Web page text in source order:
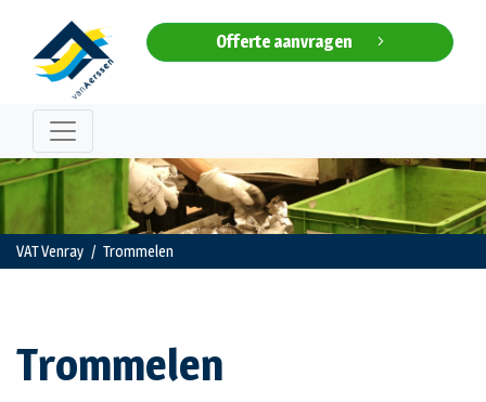
Offerte aanvragen
VAT Venray Trommelen
Trommelen